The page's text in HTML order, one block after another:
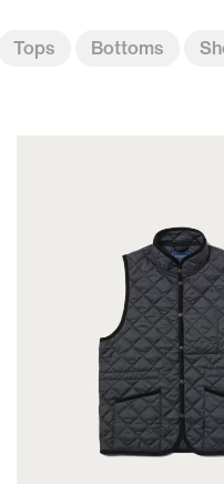
Tops Bottoms